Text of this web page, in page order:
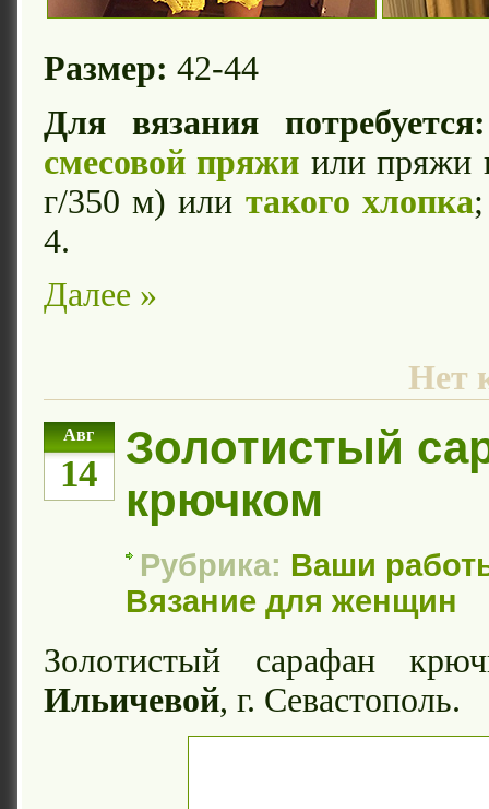
Размер: 42-44
Для вязания потребуется:
смесовой пряжи или пряжи
г/350 м) или такого хлопка
4.
Далее »
Нет
Авг
14
Золотистый
крючком
Рубрика: Ваши
Вязание для женщин
Золотистый сарафан
Ильичевой, г. Севастополь.